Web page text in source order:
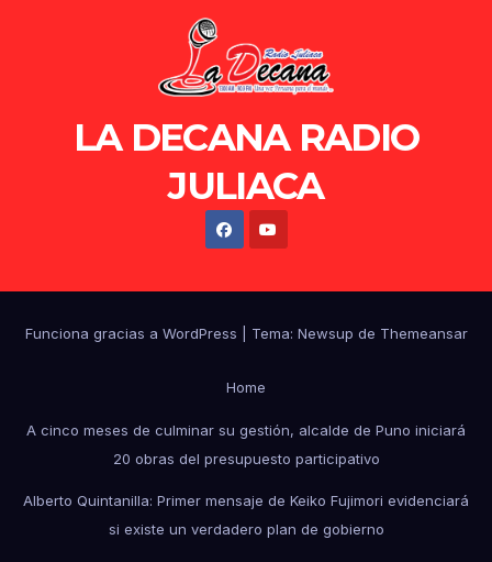
LA DECANA RADIO
JULIACA
Funciona gracias a WordPress Tema: Newsup de Themeansar
Home
A cinco meses de culminar su gestión, alcalde de Puno iniciará
20 obras del presupuesto participativo
Alberto Quintanilla: Primer mensaje de Keiko Fujimori evidenciará
si existe un verdadero plan de gobierno